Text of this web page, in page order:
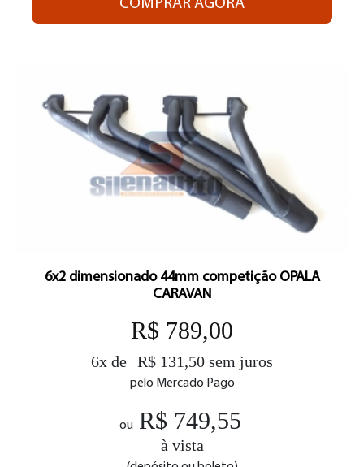
COMPRAR AGORA
6x2 dimensionado 44mm competição OPALA
CARAVAN
R$ 789,00
6x de R$ 131,50 sem juros
pelo Mercado Pago
ou R$ 749,55
à vista